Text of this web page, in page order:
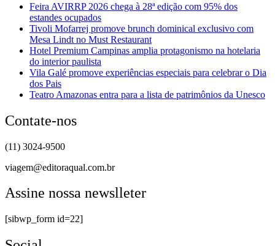
Feira AVIRRP 2026 chega à 28ª edição com 95% dos
estandes ocupados
Tivoli Mofarrej promove brunch dominical exclusivo com
Mesa Lindt no Must Restaurant
Hotel Premium Campinas amplia protagonismo na hotelaria
do interior paulista
Vila Galé promove experiências especiais para celebrar o Dia
dos Pais
Teatro Amazonas entra para a lista de patrimônios da Unesco
Contate-nos
(11) 3024-9500
viagem@editoraqual.com.br
Assine nossa newslleter
[sibwp_form id=22]